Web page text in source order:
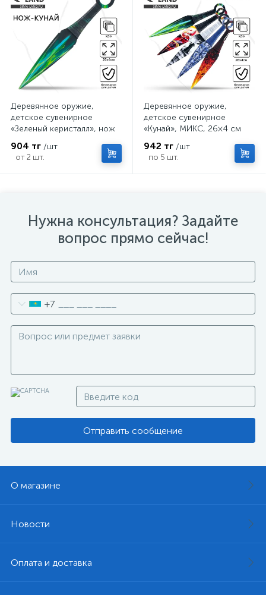
Деревянное оружие,
детское сувенирное
«Зеленый керисталл», нож
904 тг /шт
от 2 шт.
Деревянное оружие,
детское сувенирное
«Кунай», МИКС, 26×4 см
942 тг /шт
по 5 шт.
Нужна консультация? Задайте
вопрос прямо сейчас!
+7
Отправить сообщение
О магазине
Новости
Оплата и доставка